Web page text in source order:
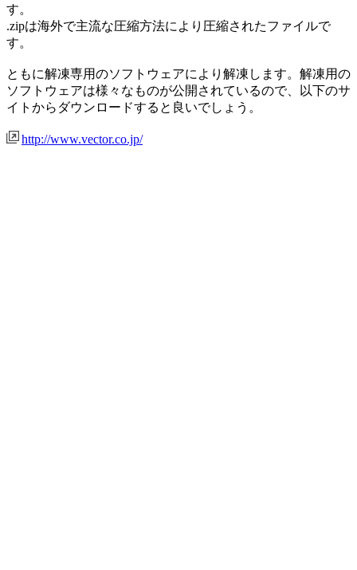
す。
.zipは海外で主流な圧縮方法により圧縮されたファイルで
す。
ともに解凍専用のソフトウェアにより解凍します。解凍用の
ソフトウェアは様々なものが公開されているので、以下のサ
イトからダウンロードすると良いでしょう。
http://www.vector.co.jp/